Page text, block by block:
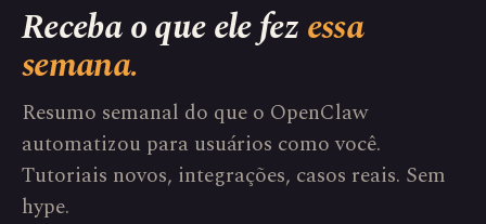
Receba o que ele fezessa
semana.
Resumo semanal do que o OpenClaw
automatizou para usuários como você.
Tutoriais novos, integrações, casos reais. Sem
hype.